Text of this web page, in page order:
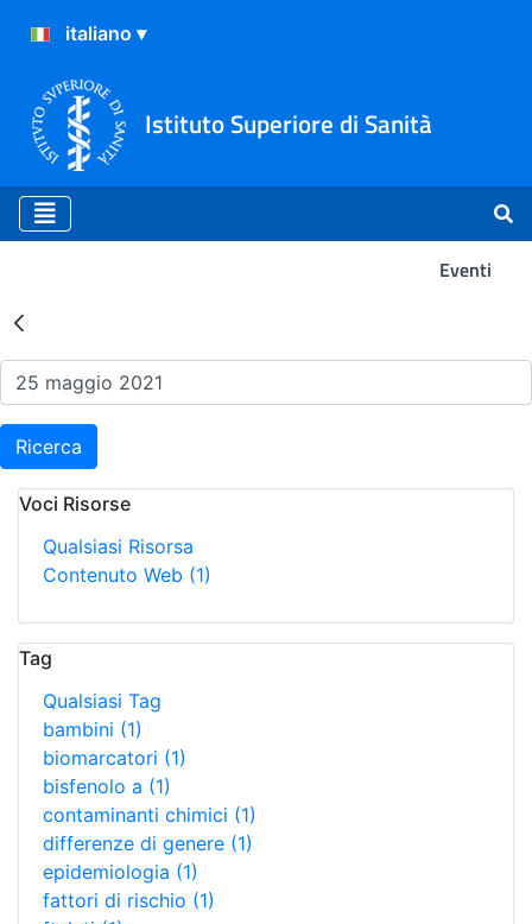
Istituto Superiore di Sanità
Eventi
Risultati della Ricerca -
Ricerca
Voci Risorse
Qualsiasi Risorsa
Contenuto Web (1)
Tag
Qualsiasi Tag
bambini (1)
biomarcatori (1)
bisfenolo a (1)
contaminanti chimici (1)
differenze di genere (1)
epidemiologia (1)
fattori di rischio (1)